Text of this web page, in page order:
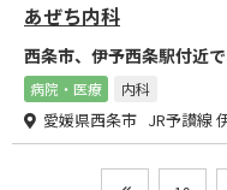
あぜち内科
西条市、伊予西条駅付近
病院・医療 内科
愛媛県西条市 JR予讃線